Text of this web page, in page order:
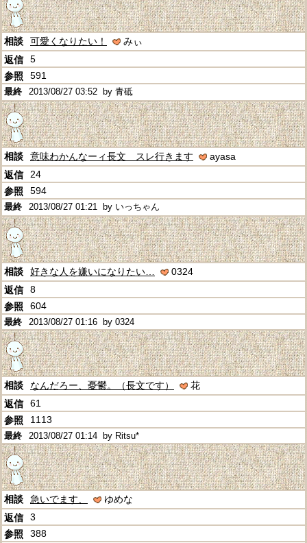
可愛くなりたい！
みぃ
5
591
2013/08/27 03:52 by 青砥
意味わかんなーィ長文 スレ行きます
ayasa
24
594
2013/08/27 01:21 by いっちゃん
好きな人を嫌いになりたい…
0324
8
604
2013/08/27 01:16 by 0324
なんだろー、憂鬱。（長文です）
花
61
1113
2013/08/27 01:14 by Ritsu*
急いでます、
ゆめな
3
388